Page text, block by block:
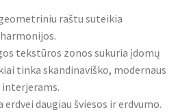
raštu suteikia
tekstūros zonos sukuria įdomų
tinka skandinaviško, modernaus
daugiau šviesos ir erdvumo.